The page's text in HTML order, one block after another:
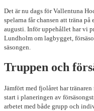
Det är nu dags för Vallentuna
spelarna får chansen att träna
augusti. Inför uppehållet har vi
Lundholm om lagbygget,
säsongen.
Truppen och
Jämfört med fjolåret har
start i planeringen av
arbetet med både grupp och